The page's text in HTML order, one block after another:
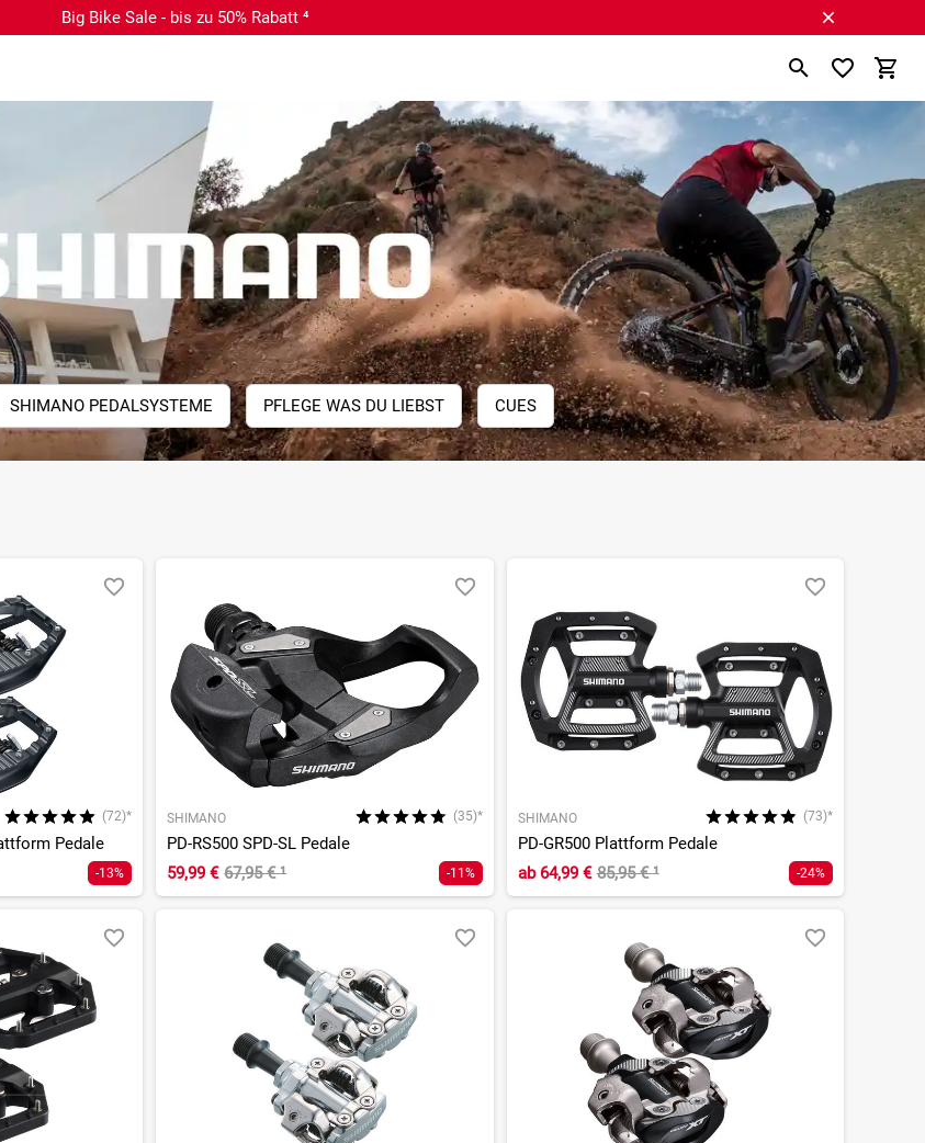
Big Bike Sale - bis zu 50% Rabatt ⁴
SHIMANO PEDALSYSTEME PFLEGE WAS DU LIEBST CUES
(72)*
Pedale
-13%
SHIMANO (35)*
PD-RS500 SPD-SL Pedale
59,99 € 67,95 €¹ -11%
SHIMANO (73)*
PD-GR500 Plattform Pedale
ab64,99 € 85,95 €¹ -24%